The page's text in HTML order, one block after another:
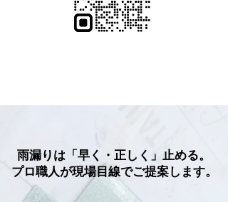
雨漏りは「早く・正しく」止める。
プロ職人が現場目線でご提案します。